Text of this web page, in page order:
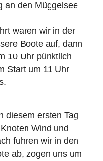
an den Müggelsee
waren wir in der
Boote auf, dann
10 Uhr pünktlich
Start um 11 Uhr
diesem ersten Tag
Wind und
fuhren wir in den
ab, zogen uns um